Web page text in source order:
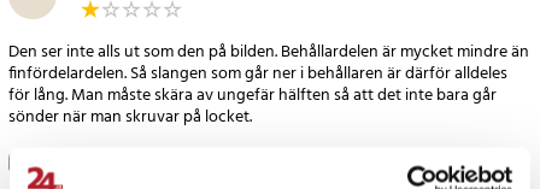
Den ser inte alls ut som den på bilden. Behållardelen är mycket mindre än
finfördelardelen. Så slangen som går ner i behållaren är därför alldeles
för lång. Man måste skära av ungefär hälften så att det inte bara går
sönder när man skruvar på locket.